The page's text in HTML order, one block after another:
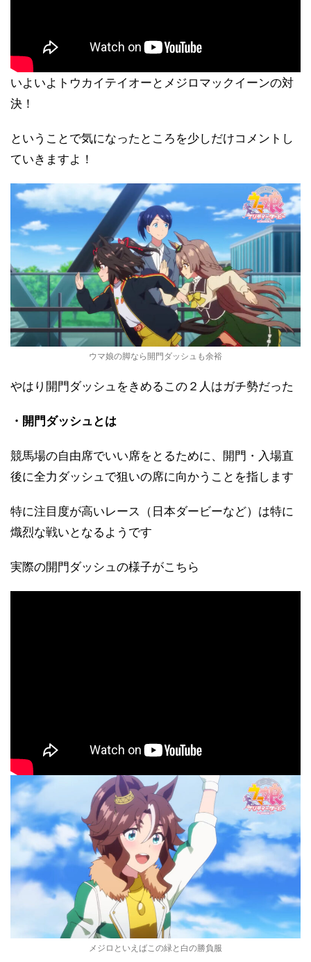
いよいよトウカイテイオーとメジロマックイーンの対
決！
ということで気になったところを少しだけコメントし
ていきますよ！
ウマ娘の脚なら開門ダッシュも余裕
やはり開門ダッシュをきめるこの２人はガチ勢だった
・開門ダッシュとは
競馬場の自由席でいい席をとるために、開門・入場直
後に全力ダッシュで狙いの席に向かうことを指します
特に注目度が高いレース（日本ダービーなど）は特に
熾烈な戦いとなるようです
実際の開門ダッシュの様子がこちら
メジロといえばこの緑と白の勝負服